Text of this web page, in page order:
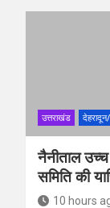
उत्तराखंड
नैनीताल उच्च
समिति की
10 hours